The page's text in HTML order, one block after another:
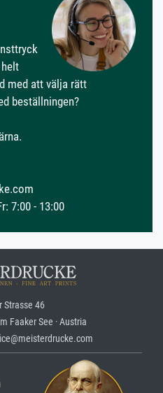
med att välja rätt
beställningen?
7:00 - 13:00
Strasse 46
Faaker See · Austria